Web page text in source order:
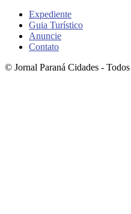
Expediente
Guia Turístico
Anuncie
Contato
© Jornal Paraná Cidades -